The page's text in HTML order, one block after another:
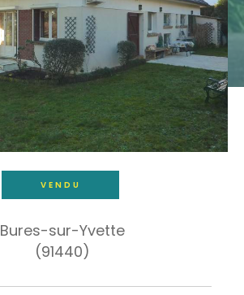
VENDU
Bures-sur-Yvette
(91440)